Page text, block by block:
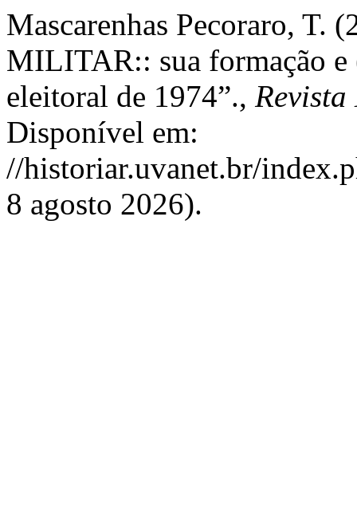
Mascarenhas Pecoraro,
MILITAR:: sua formação e
eleitoral de 1974”.,
Disponível em:
//historiar.uvanet.br/
8 agosto 2026).